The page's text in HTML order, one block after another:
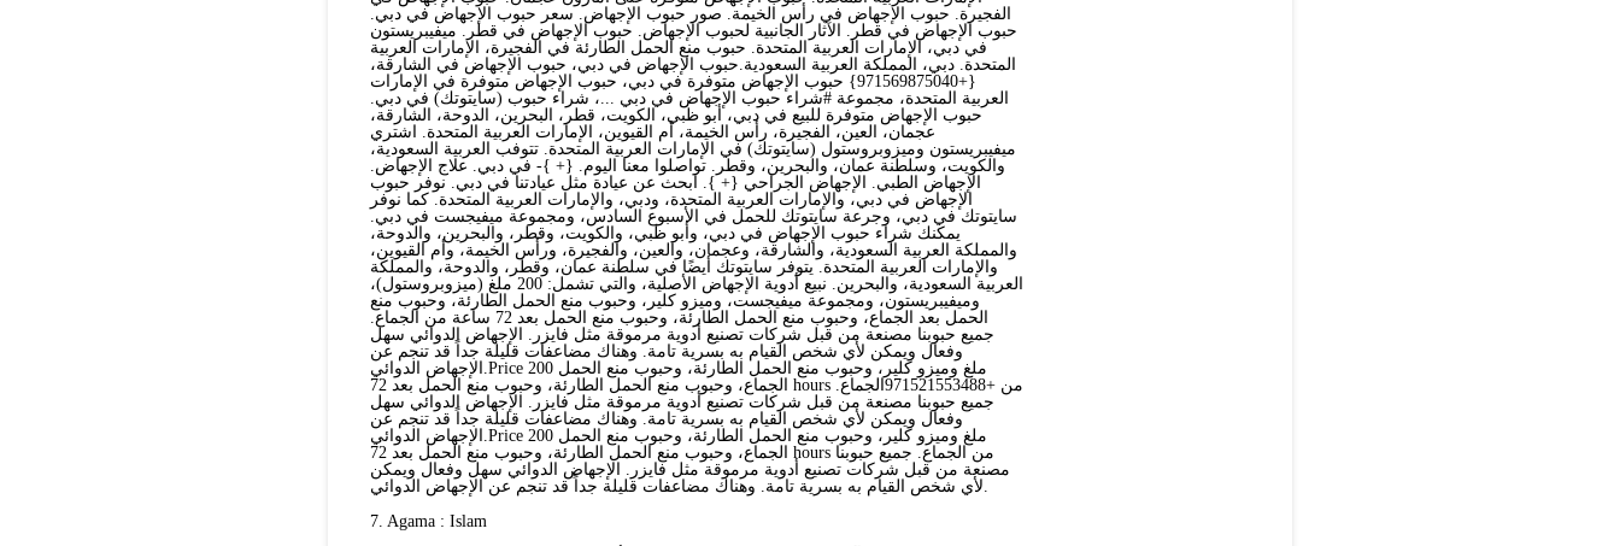
الفجيرة. حبوب الإجهاض في رأس الخيمة. صور حبوب الإجهاض. سعر حبوب الإجهاض في دبي.
حبوب الإجهاض في قطر. الآثار الجانبية لحبوب الإجهاض. حبوب الإجهاض في قطر. ميفيبريستون
في دبي، الإمارات العربية المتحدة. حبوب منع الحمل الطارئة في الفجيرة، الإمارات العربية
المتحدة. دبي، المملكة العربية السعودية.حبوب الإجهاض في دبي، حبوب الإجهاض في الشارقة،
{+971569875040} حبوب الإجهاض متوفرة في دبي، حبوب الإجهاض متوفرة في الإمارات
العربية المتحدة، مجموعة #شراء حبوب الإجهاض في دبي ...، شراء حبوب (سايتوتك) في دبي.
حبوب الإجهاض متوفرة للبيع في دبي، أبو ظبي، الكويت، قطر، البحرين، الدوحة، الشارقة،
عجمان، العين، الفجيرة، رأس الخيمة، أم القيوين، الإمارات العربية المتحدة. اشتري
ميفيبريستون وميزوبروستول (سايتوتك) في الإمارات العربية المتحدة. تتوفب العربية السعودية،
والكويت، وسلطنة عمان، والبحرين، وقطر. تواصلوا معنا اليوم. {+ }- في دبي. علاج الإجهاض.
الإجهاض الطبي. الإجهاض الجراحي {+ }. ابحث عن عيادة مثل عيادتنا في دبي. نوفر حبوب
الإجهاض في دبي، والإمارات العربية المتحدة، ودبي، والإمارات العربية المتحدة. كما نوفر
سايتوتك في دبي، وجرعة سايتوتك للحمل في الأسبوع السادس، ومجموعة ميفيجست في دبي.
يمكنك شراء حبوب الإجهاض في دبي، وأبو ظبي، والكويت، وقطر، والبحرين، والدوحة،
والمملكة العربية السعودية، والشارقة، وعجمان، والعين، والفجيرة، ورأس الخيمة، وأم القيوين،
والإمارات العربية المتحدة. يتوفر سايتوتك أيضًا في سلطنة عمان، وقطر، والدوحة، والمملكة
العربية السعودية، والبحرين. نبيع أدوية الإجهاض الأصلية، والتي تشمل: 200 ملغ (ميزوبروستول)،
وميفيبريستون، ومجموعة ميفيجست، وميزو كلير، وحبوب منع الحمل الطارئة، وحبوب منع
الحمل بعد الجماع، وحبوب منع الحمل الطارئة، وحبوب منع الحمل بعد 72 ساعة من الجماع.
جميع حبوبنا مصنعة من قبل شركات تصنيع أدوية مرموقة مثل فايزر. الإجهاض الدوائي سهل
وفعال ويمكن لأي شخص القيام به بسرية تامة. وهناك مضاعفات قليلة جداً قد تنجم عن
الإجهاض الدوائي.Price 200 ملغ وميزو كلير، وحبوب منع الحمل الطارئة، وحبوب منع الحمل
الجماع، وحبوب منع الحمل الطارئة، وحبوب منع الحمل بعد 72 hours من +971521553488الجماع.
جميع حبوبنا مصنعة من قبل شركات تصنيع أدوية مرموقة مثل فايزر. الإجهاض الدوائي سهل
وفعال ويمكن لأي شخص القيام به بسرية تامة. وهناك مضاعفات قليلة جداً قد تنجم عن
الإجهاض الدوائي.Price 200 ملغ وميزو كلير، وحبوب منع الحمل الطارئة، وحبوب منع الحمل
الجماع، وحبوب منع الحمل الطارئة، وحبوب منع الحمل بعد 72 hours من الجماع. جميع حبوبنا
مصنعة من قبل شركات تصنيع أدوية مرموقة مثل فايزر. الإجهاض الدوائي سهل وفعال ويمكن
لأي شخص القيام به بسرية تامة. وهناك مضاعفات قليلة جداً قد تنجم عن الإجهاض الدوائي.
7. Agama : Islam